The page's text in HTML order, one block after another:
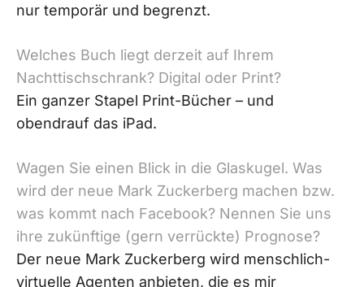
nur temporär und begrenzt.
Welches Buch liegt derzeit auf Ihrem
Nachttischschrank? Digital oder Print?
Ein ganzer Stapel Print-Bücher – und
obendrauf das iPad.
Wagen Sie einen Blick in die Glaskugel. Was
wird der neue Mark Zuckerberg machen bzw.
was kommt nach Facebook? Nennen Sie uns
ihre zukünftige (gern verrückte) Prognose?
Der neue Mark Zuckerberg wird menschlich-
virtuelle Agenten anbieten, die es mir